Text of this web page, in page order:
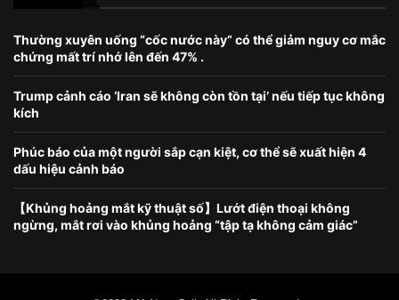
Thường xuyên uống “cốc nước này” có thể giảm nguy cơ mắc
chứng mất trí nhớ lên đến 47% .
Trump cảnh cáo ‘Iran sẽ không còn tồn tại’ nếu tiếp tục không
kích
Phúc báo của một người sắp cạn kiệt, cơ thể sẽ xuất hiện 4
dấu hiệu cảnh báo
【Khủng hoảng mắt kỹ thuật số】Lướt điện thoại không
ngừng, mắt rơi vào khủng hoảng “tập tạ không cảm giác”